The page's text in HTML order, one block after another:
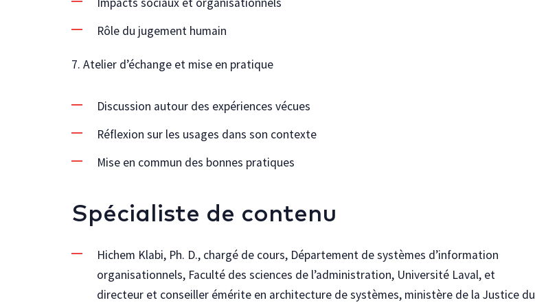
Rôle du jugement humain
7. Atelier d’échange et mise en pratique
Discussion autour des expériences vécues
Réflexion sur les usages dans son contexte
Mise en commun des bonnes pratiques
Spécialiste de contenu
Hichem Klabi, Ph. D., chargé de cours, Département de systèmes d’information
organisationnels, Faculté des sciences de l’administration, Université Laval, et
directeur et conseiller émérite en architecture de systèmes, ministère de la Justice du